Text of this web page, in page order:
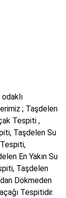
; Taşdelen
Tespiti ,
Taşdelen Su
En Yakın Su
Taşdelen
Dökmeden
Tespitidir.